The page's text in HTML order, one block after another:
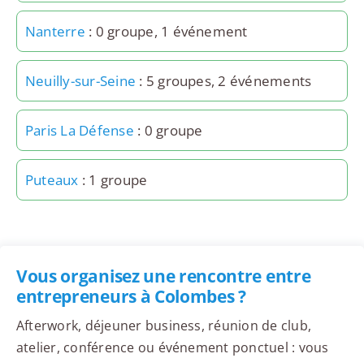
Nanterre : 0 groupe, 1 événement
Neuilly-sur-Seine : 5 groupes, 2 événements
Paris La Défense : 0 groupe
Puteaux : 1 groupe
Vous organisez une rencontre entre
entrepreneurs à Colombes ?
Afterwork, déjeuner business, réunion de club,
atelier, conférence ou événement ponctuel : vous